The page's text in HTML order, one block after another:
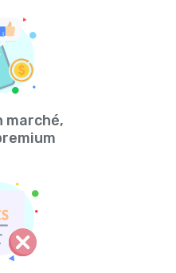
marché,